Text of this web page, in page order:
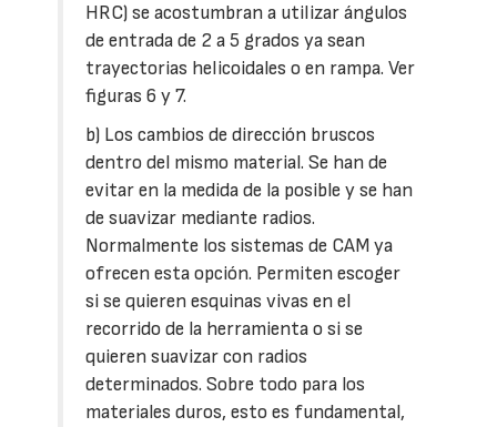
HRC) se acostumbran a utilizar ángulos
de entrada de 2 a 5 grados ya sean
trayectorias helicoidales o en rampa. Ver
figuras 6 y 7.
b) Los cambios de dirección bruscos
dentro del mismo material. Se han de
evitar en la medida de la posible y se han
de suavizar mediante radios.
Normalmente los sistemas de CAM ya
ofrecen esta opción. Permiten escoger
si se quieren esquinas vivas en el
recorrido de la herramienta o si se
quieren suavizar con radios
determinados. Sobre todo para los
materiales duros, esto es fundamental,